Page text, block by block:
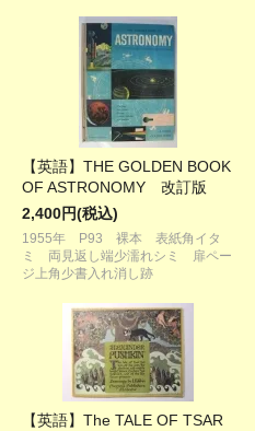
【英語】THE GOLDEN BOOK
OF ASTRONOMY 改訂版
2,400円(税込)
1955年 P93 裸本 表紙角イタ
ミ 両見返し端少濡れシミ 扉ペー
ジ上角少書入れ消し跡
【英語】The TALE OF TSAR